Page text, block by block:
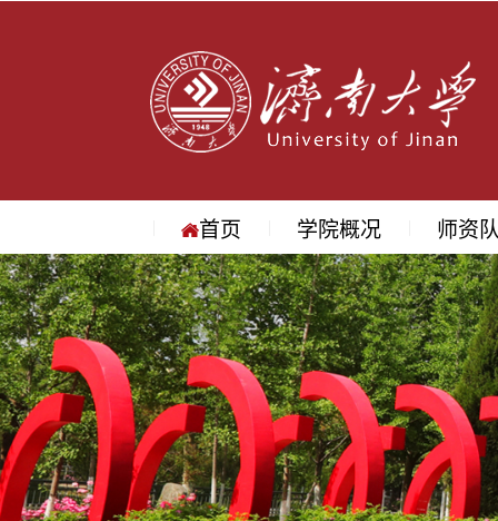
首页 学院概况
学院简介
学院领导
机构设置
院长寄语
地理位置
师资
教授
副教授
讲师
名师访